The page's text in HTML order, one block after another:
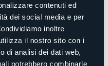
contenuti ed
dei social media e per
inoltre
il nostro sito con i
di analisi dei dati web,
potrebbero combinarle
e con la partecipazione
Kotoji – Tamburi
Luigi Bello